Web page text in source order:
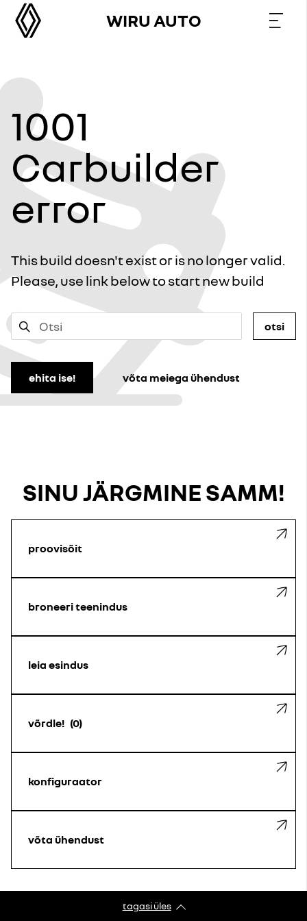
WIRU AUTO
1001
Carbuilder
error
This build doesn't exist or is no longer valid.
Please, use link below to start new build
otsi
ehita ise! võta meiega ühendust
SINU JÄRGMINE SAMM!
proovisõit
broneeri teenindus
leia esindus
võrdle! 0
konfiguraator
võta ühendust
tagasi üles